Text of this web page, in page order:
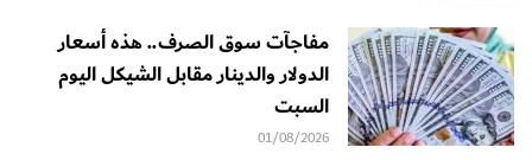
مفاجآت سوق الصرف.. هذه أسعار
الدولار والدينار مقابل الشيكل اليوم
السبت
01/08/2026